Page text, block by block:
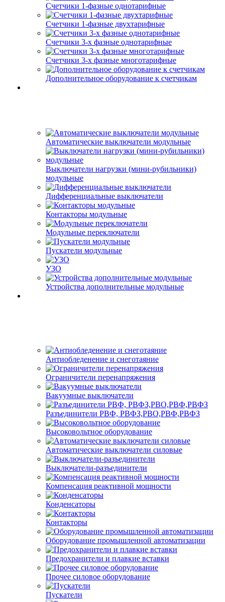
Счетчики 1-фазные однотарифные
Счетчики 1-фазные двухтарифные
Счетчики 3-х фазные однотарифные
Счетчики 3-х фазные многотарифные
Дополнительное оборудование к счетчикам
Автоматические выключатели модульные
Выключатели нагрузки (мини-рубильники)
модульные
Дифференциальные выключатели
Контакторы модульные
Модульные переключатели
Пускатели модульные
УЗО
Устройства дополнительные модульные
Антиобледенение и снеготаяние
Ограничители перенапряжения
Вакуумные выключатели
Разъединители РВФ, РВФЗ,РВО,РВФ,РВФЗ
Высоковольтное оборудование
Автоматические выключатели cиловые
Выключатели-разъединители
Компенсация реактивной мощности
Конденсаторы
Контакторы
Оборудование промышленной автоматизации
Предохранители и плавкие вставки
Прочее силовое оборудование
Пускатели